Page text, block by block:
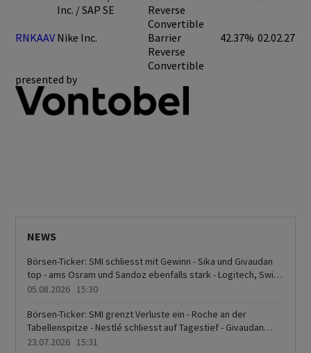
Inc. / SAP SE
Reverse
Convertible
RNKAAV Nike Inc.
Barrier
Reverse
Convertible
42.37% 02.02.27
presented by
NEWS
Börsen-Ticker: SMI schliesst mit Gewinn - Sika und Givaudan
top - ams Osram und Sandoz ebenfalls stark - Logitech, Swiss
Life und Swisscom am Tabellenende
05.08.2026 15:30
Börsen-Ticker: SMI grenzt Verluste ein - Roche an der
Tabellenspitze - Nestlé schliesst auf Tagestief - Givaudan
schwach - Höhere Ölpreise und Bondrenditen belasten
23.07.2026 15:31